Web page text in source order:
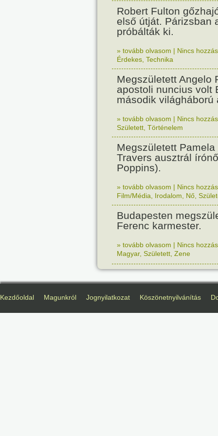
Robert Fulton
első útját. Párizsban
próbálták ki.
» tovább olvasom | Nincs
Érdekes Technika
Megszületett Angelo
apostoli nuncius volt
második világháború
» tovább olvasom | Nincs
Született Történelem
Megszületett Pamela
Travers ausztrál
Poppins).
» tovább olvasom | Nincs
Film/Média
Irodalom Nő
Budapesten
Ferenc karmester.
» tovább olvasom | Nincs
Magyar, Született Zene
Kezdőoldal Magunkról Jognyilatkozat Köszönetnyilvánítás